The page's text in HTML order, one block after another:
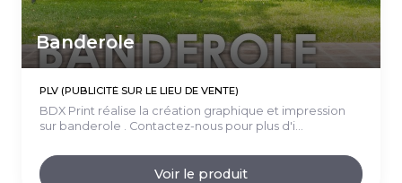
Banderole
PLV (PUBLICITÉ SUR LE LIEU DE VENTE)
BDX Print réalise la création graphique et impression
sur banderole . Contactez-nous pour plus d'i...
Voir le produit